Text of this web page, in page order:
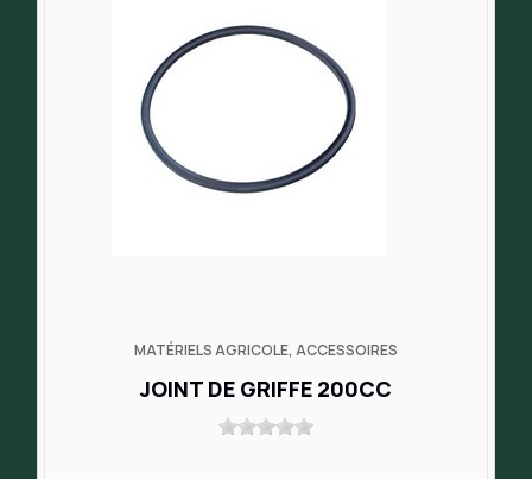
MATÉRIELS AGRICOLE, ACCESSOIRES
JOINT DE GRIFFE 200CC